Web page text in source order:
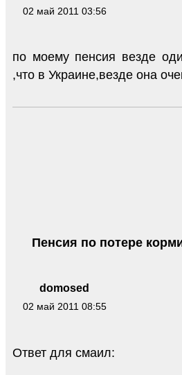
02 май 2011 03:56
по моему пенсия везде
,что в Украине,везде она
domosed
02 май 2011 08:55
Пенсия по потере
Ответ для смаил: